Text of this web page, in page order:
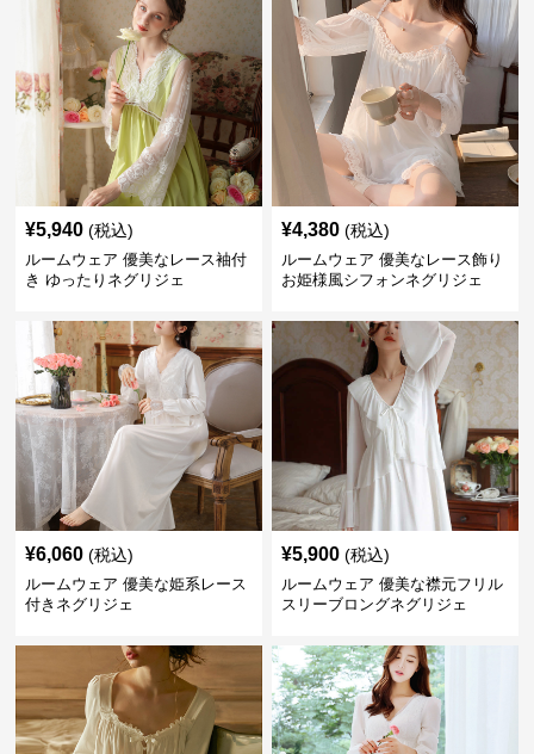
¥5,940 (税込)
ルームウェア 優美なレース袖付
き ゆったりネグリジェ
¥4,380 (税込)
ルームウェア 優美なレース飾り
お姫様風シフォンネグリジェ
¥6,060 (税込)
ルームウェア 優美な姫系レース
付きネグリジェ
¥5,900 (税込)
ルームウェア 優美な襟元フリル
スリーブロングネグリジェ